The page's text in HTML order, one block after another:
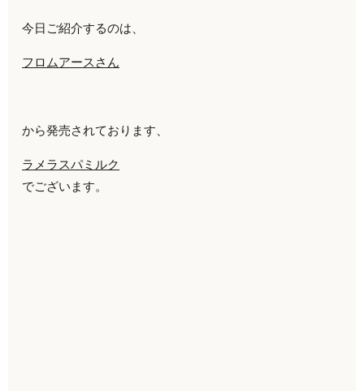
今日ご紹介するのは、
フロムアースさん
から発売されております、
ラメラスパミルク
でございます。